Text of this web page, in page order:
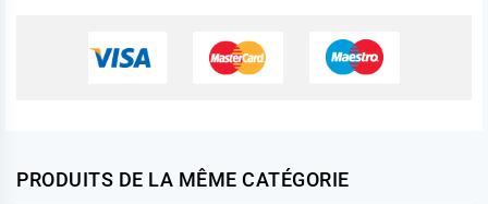
PRODUITS DE LA MÊME CATÉGORIE